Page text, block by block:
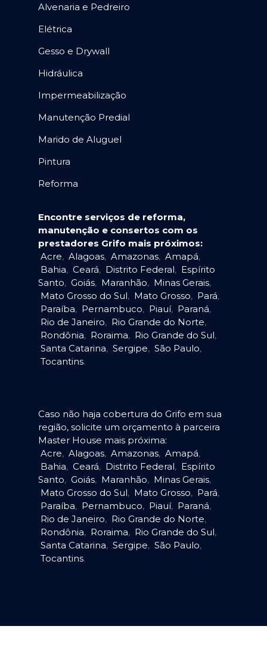
Alvenaria e Pedreiro
Elétrica
Gesso e Drywall
Hidráulica
Impermeabilização
Manutenção Predial
Marido de Aluguel
Pintura
Reforma
Encontre serviços de reforma,
manutenção e consertos com os
prestadores Grifo mais próximos:
Acre, Alagoas, Amazonas, Amapá,
Bahia, Ceará, Distrito Federal, Espírito
Santo, Goiás, Maranhão, Minas Gerais,
Mato Grosso do Sul, Mato Grosso, Pará,
Paraíba, Pernambuco, Piauí, Paraná,
Rio de Janeiro, Rio Grande do Norte,
Rondônia, Roraima, Rio Grande do Sul,
Santa Catarina, Sergipe, São Paulo,
Tocantins.
Caso não haja cobertura do Grifo em sua
região, solicite um orçamento à parceira
Master House mais próxima:
Acre, Alagoas, Amazonas, Amapá,
Bahia, Ceará, Distrito Federal, Espírito
Santo, Goiás, Maranhão, Minas Gerais,
Mato Grosso do Sul, Mato Grosso, Pará,
Paraíba, Pernambuco, Piauí, Paraná,
Rio de Janeiro, Rio Grande do Norte,
Rondônia, Roraima, Rio Grande do Sul,
Santa Catarina, Sergipe, São Paulo,
Tocantins.